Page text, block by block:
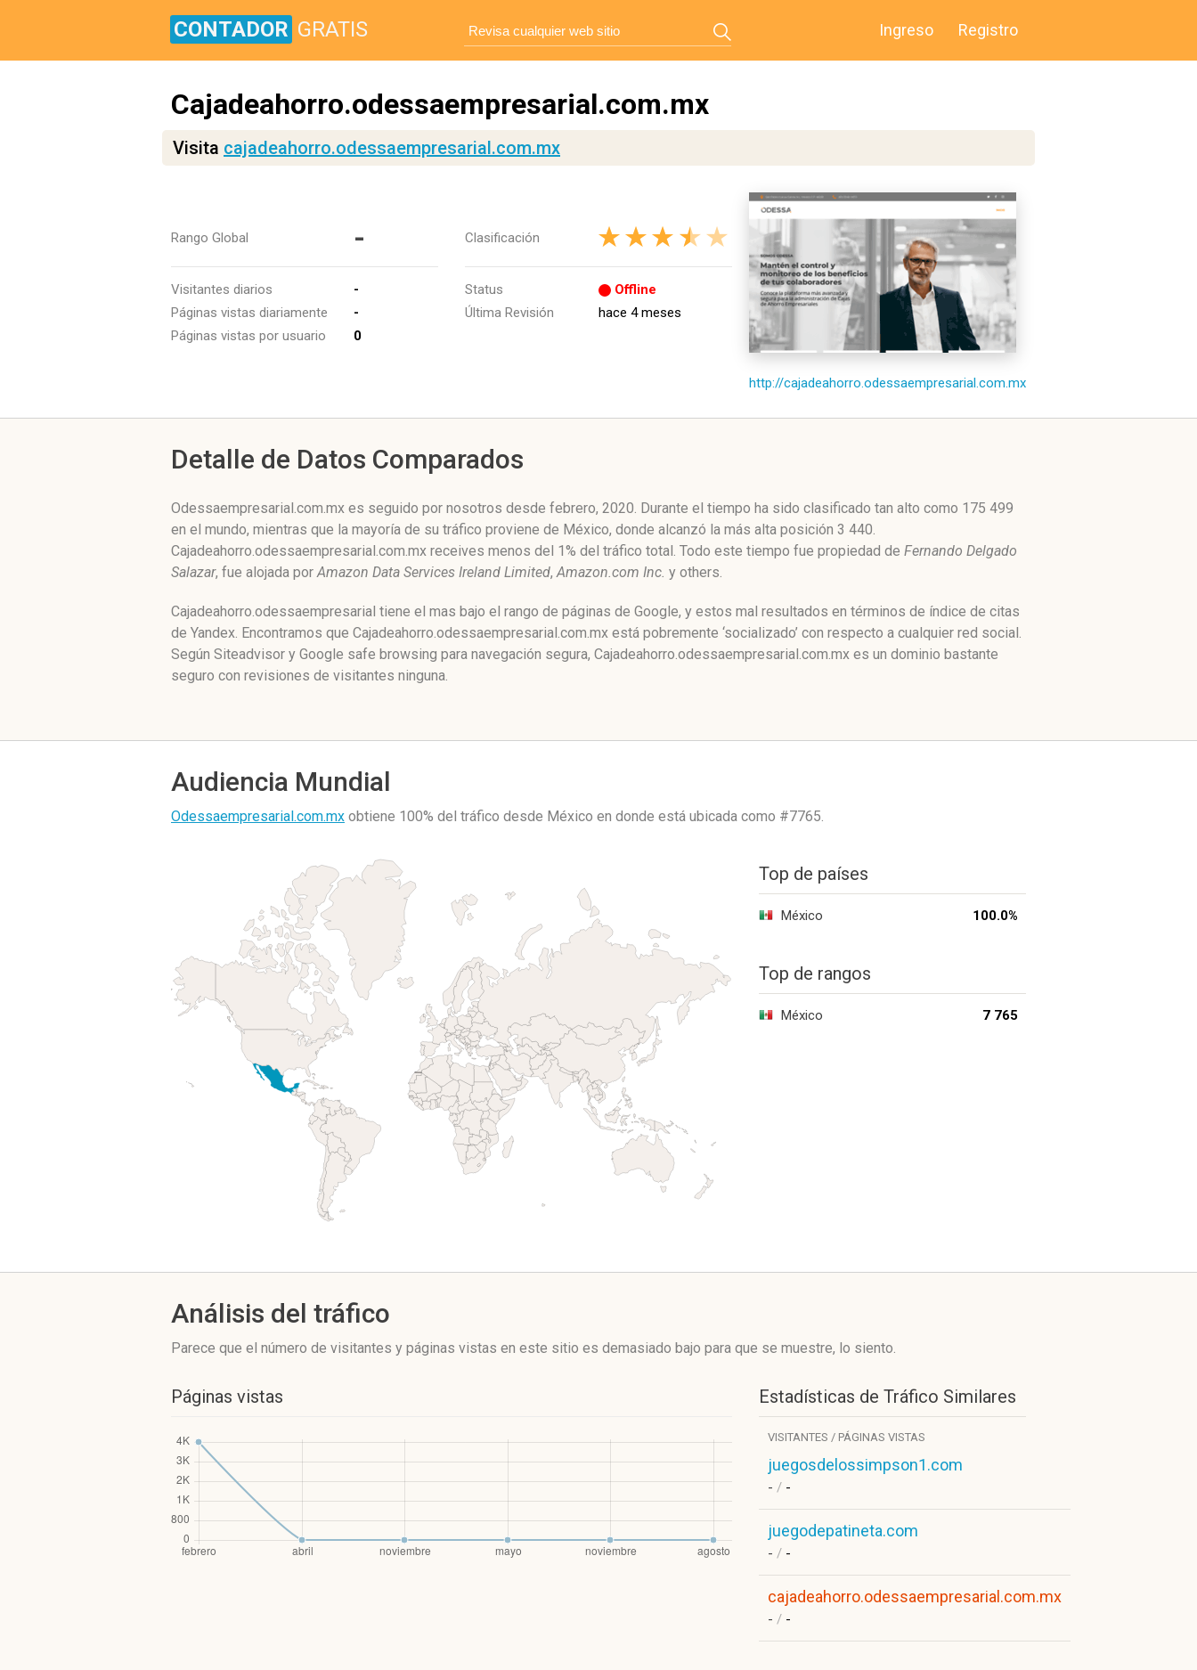
CONTADOR GRATIS Ingreso Registro
Cajadeahorro.odessaempresarial.com.mx
Visita cajadeahorro.odessaempresarial.com.mx
Rango Global -
Visitantes diarios
-
Páginas vistas diariamente
-
Páginas vistas por usuario
0
Clasificación
Status
Offline
Última Revisión
hace 4 meses
http://cajadeahorro.odessaempresarial.com.mx
Detalle de Datos Comparados
Odessaempresarial.com.mx es seguido por nosotros desde febrero, 2020. Durante el tiempo ha sido clasificado tan alto como 175 499
en el mundo, mientras que la mayoría de su tráfico proviene de México, donde alcanzó la más alta posición 3 440.
Cajadeahorro.odessaempresarial.com.mx receives menos del 1% del tráfico total. Todo este tiempo fue propiedad de Fernando Delgado
Salazar, fue alojada porAmazon Data Services Ireland Limited,Amazon.com Inc. y others.
Cajadeahorro.odessaempresarial tiene el mas bajo el rango de páginas de Google, y estos mal resultados en términos de índice de citas
de Yandex. Encontramos que Cajadeahorro.odessaempresarial.com.mx está pobremente ‘socializado’ con respecto a cualquier red social.
Según Siteadvisor y Google safe browsing para navegación segura, Cajadeahorro.odessaempresarial.com.mx es un dominio bastante
seguro con revisiones de visitantes ninguna.
Audiencia Mundial
Odessaempresarial.com.mx obtiene 100% del tráfico desde México en donde está ubicada como #7765.
Top de países
México 100.0%
Top de rangos
México 7 765
Análisis del tráfico
Parece que el número de visitantes y páginas vistas en este sitio es demasiado bajo para que se muestre, lo siento.
Páginas vistas Estadísticas de Tráfico Similares
VISITANTES / PÁGINAS VISTAS
juegosdelossimpson1.com
- / -
juegodepatineta.com
- / -
cajadeahorro.odessaempresarial.com.mx
- / -